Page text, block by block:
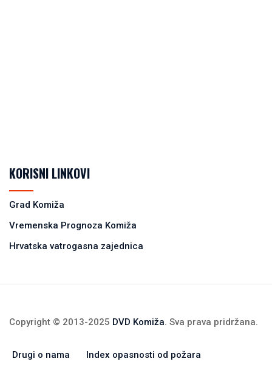
KORISNI LINKOVI
Grad Komiža
Vremenska Prognoza Komiža
Hrvatska vatrogasna zajednica
Copyright © 2013-2025 DVD Komiža. Sva prava pridržana.
Drugi o nama Index opasnosti od požara